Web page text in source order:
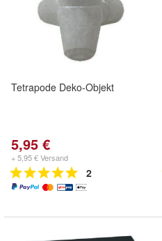
Tetrapode Deko-Objekt
5,95 €
+ 5,95 € Versand
2